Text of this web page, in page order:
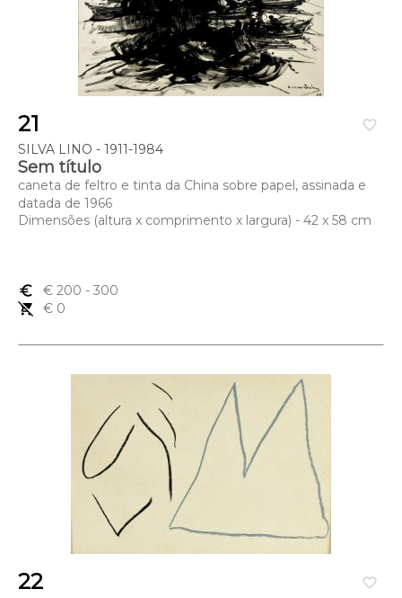
favorite_border
21
SILVA LINO - 1911-1984
Sem título
caneta de feltro e tinta da China sobre papel, assinada e
datada de 1966
Dimensões (altura x comprimento x largura) - 42 x 58 cm
euro_symbol € 200 - 300
remove_shopping_cart
€ 0
favorite_border
22